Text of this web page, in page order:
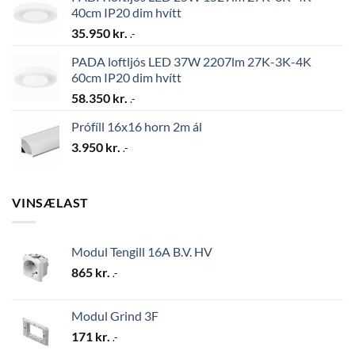
40cm IP20 dim hvítt
35.950 kr. .-
PADA loftljós LED 37W 2207lm 27K-3K-4K
60cm IP20 dim hvítt
58.350 kr. .-
Prófíll 16x16 horn 2m ál
3.950 kr. .-
VINSÆLAST
Modul Tengill 16A B.V. HV
865 kr. .-
Modul Grind 3F
171 kr. .-